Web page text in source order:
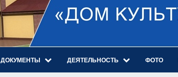
ДОКУМЕНТЫ ДЕЯТЕЛЬНОСТЬ ФОТО